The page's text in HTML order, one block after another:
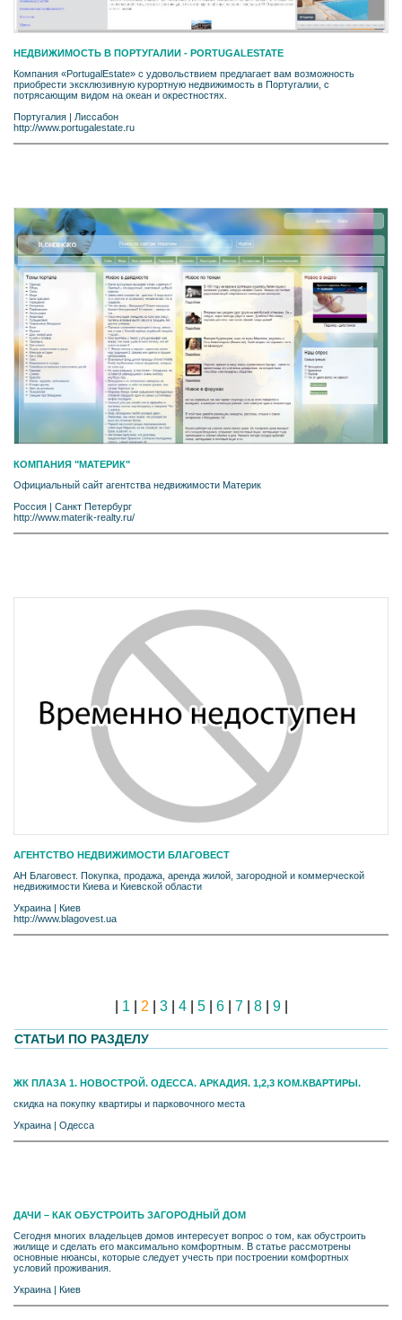
НЕДВИЖИМОСТЬ В ПОРТУГАЛИИ - PORTUGALESTATE
Компания «PortugalEstate» с удовольствием предлагает вам возможность
приобрести эксклюзивную курортную недвижимость в Португалии, с
потрясающим видом на океан и окрестностях.
Португалия | Лиссабон
http://www.portugalestate.ru
КОМПАНИЯ "МАТЕРИК"
Официальный сайт агентства недвижимости Материк
Россия
Санкт Петербург
http://www.materik-realty.ru/
АГЕНТСТВО НЕДВИЖИМОСТИ БЛАГОВЕСТ
АН Благовест. Покупка, продажа, аренда жилой, загородной и коммерческой
недвижимости Киева и Киевской области
Украина | Киев
http://www.blagovest.ua
1 2 3| 4| 5| 6| 7| 8| 9|
СТАТЬИ ПО РАЗДЕЛУ
ЖК ПЛАЗА 1. НОВОСТРОЙ. ОДЕССА. АРКАДИЯ. 1,2,3 КОМ.КВАРТИРЫ.
скидка на покупку квартиры и парковочного места
Украина | Одесса
ДАЧИ – КАК ОБУСТРОИТЬ ЗАГОРОДНЫЙ ДОМ
Сегодня многих владельцев домов интересует вопрос о том, как обустроить
жилище и сделать его максимально комфортным. В статье рассмотрены
основные нюансы, которые следует учесть при построении комфортных
условий проживания.
Украина | Киев